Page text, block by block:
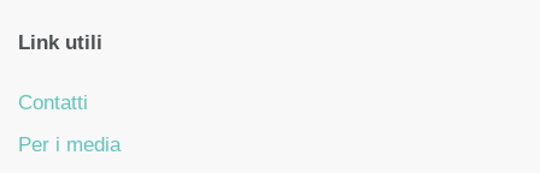
Link utili
Contatti
Per i media